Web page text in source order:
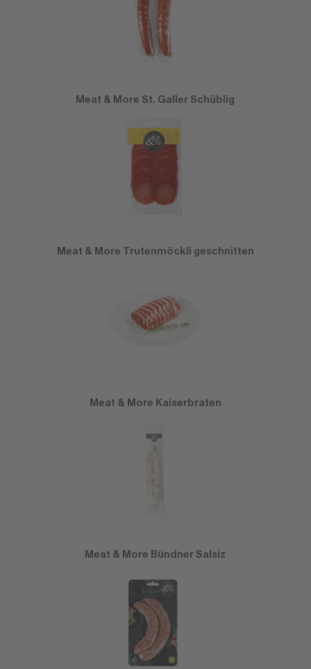
Meat & More St. Galler Schüblig
Meat & More Trutenmöckli geschnitten
Meat & More Kaiserbraten
Meat & More Bündner Salsiz